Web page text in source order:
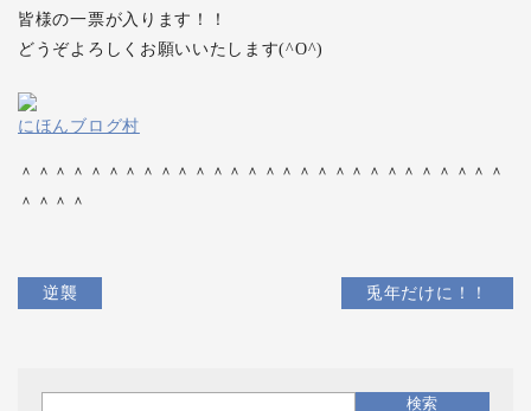
皆様の一票が入ります！！
どうぞよろしくお願いいたします(^O^)
にほんブログ村
＾＾＾＾＾＾＾＾＾＾＾＾＾＾＾＾＾＾＾＾＾＾＾＾＾＾＾＾
＾＾＾＾
逆襲 兎年だけに！！